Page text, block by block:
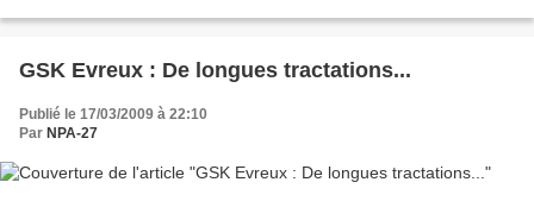
GSK Evreux : De longues tractations...
Publié le 17/03/2009 à 22:10
Par NPA-27